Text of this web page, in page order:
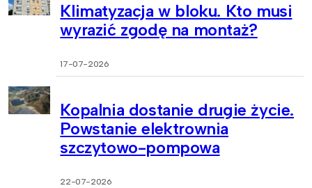
Klimatyzacja w bloku. Kto musi
wyrazić zgodę na montaż?
17-07-2026
Kopalnia dostanie drugie życie.
Powstanie elektrownia
szczytowo-pompowa
22-07-2026